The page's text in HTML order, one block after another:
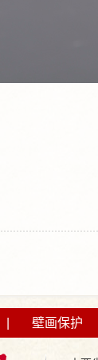
壁画保护